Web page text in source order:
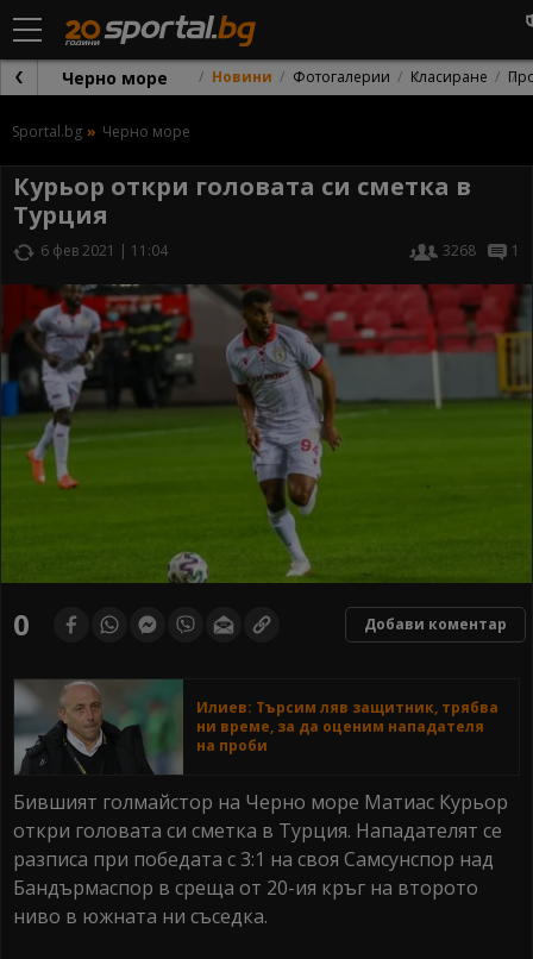
Черно море Новини Фотогалерии Класиране
Sportal.bg Черно море
Курьор откри головата си сметка в
Турция
6 фев 2021 | 11:04 3268 1
0 Добави коментар
Илиев: Търсим ляв защитник, трябва
ни време, за да оценим нападателя
на проби
Бившият голмайстор на Черно море Матиас Курьор
откри головата си сметка в Турция. Нападателят се
разписа при победата с 3:1 на своя Самсунспор над
Бандърмаспор в среща от 20-ия кръг на второто
ниво в южната ни съседка.